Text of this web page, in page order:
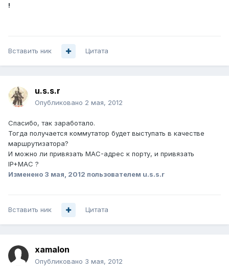
!
Вставить ник Цитата
u.s.s.r
Опубликовано 2 мая, 2012
Спасибо, так заработало.
Тогда получается коммутатор будет выступать в качестве
маршрутизатора?
И можно ли привязать MAC-адрес к порту, и привязать
IP+MAC ?
Изменено 3 мая, 2012 пользователем u.s.s.r
Вставить ник Цитата
xamalon
Опубликовано 3 мая, 2012